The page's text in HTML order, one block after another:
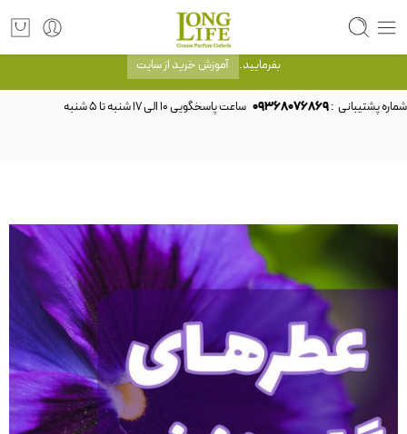
توجه! برند لانگ لایف رایحه های معروف را با شیشه و بسته بندی خود شرکت لانگ لایف
عرضه می کند.که با انتخاب حجم هر ادکلنی می توانید شیشه و بسته بندی را ملاحظه
بفرمایید. آموزش خرید از سایت
شماره پشتیبانی :09368076869